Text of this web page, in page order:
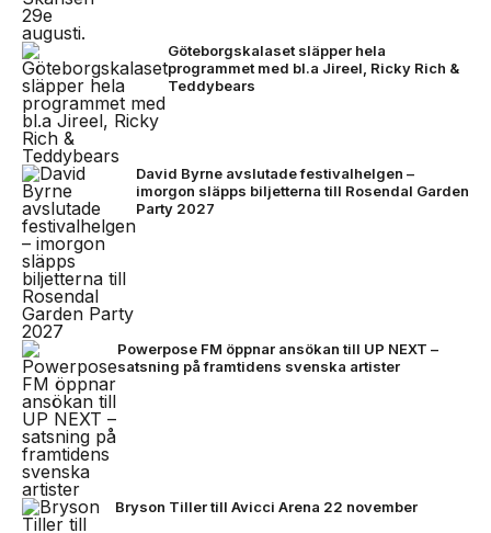
Göteborgskalaset släpper hela
programmet med bl.a Jireel, Ricky Rich &
Teddybears
David Byrne avslutade festivalhelgen –
imorgon släpps biljetterna till Rosendal Garden
Party 2027
Powerpose FM öppnar ansökan till UP NEXT –
satsning på framtidens svenska artister
Bryson Tiller till Avicci Arena 22 november